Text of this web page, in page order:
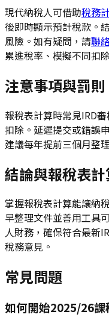
現代納稅人可借助稅務
後即時顯示預計稅款。
風險。如有疑問，請聯
累進稅率、模擬不同扣
注意事項與罰則
報稅表計算時常見IRD
扣除。延遲提交或錯誤
建議每年提前三個月整
結論與報稅表
掌握報稅表計算能讓納
早整理文件並善用工具
人財務，確保符合最新
稅務意見。
常見問題
如何開始2025/26課